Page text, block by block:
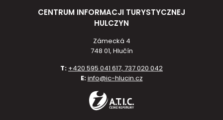
CENTRUM INFORMACJI TURYSTYCZNEJ
HULCZYN
Zámecká 4
748 01, Hlučín
T: +420 595 041 617, 737 020 042
E:info@ic-hlucin.cz